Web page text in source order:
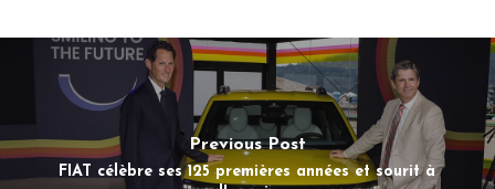
Previous Post
FIAT célèbre ses 125 premières années et sourit à